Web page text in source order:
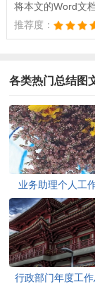
将本文的Word文
推荐度：
各类热门总结图
业务助理个人工
行政部门年度工